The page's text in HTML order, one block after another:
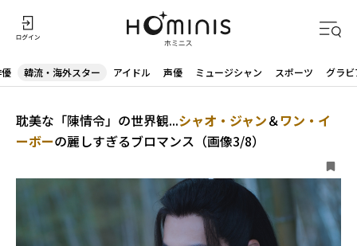
韓流・海外スター アイドル 声優 ミュージシャン スポーツ グラビ
耽美な「陳情令」の世界観...シャオ・ジャン＆ワン・イ
ーボーの麗しすぎるブロマンス（画像3/8）